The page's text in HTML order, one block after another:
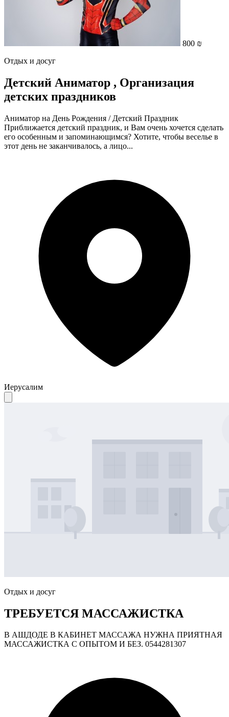
800 ₪
Отдых и досуг
Детский Аниматор , Организация
детских праздников
Аниматор на День Рождения / Детский Праздник
Приближается детский праздник, и Вам очень хочется сделать
его особенным и запоминающимся? Хотите, чтобы веселье в
этот день не заканчивалось, а лицо...
Иерусалим
Отдых и досуг
ТРЕБУЕТСЯ МАССАЖИСТКА
В АШДОДЕ В КАБИНЕТ МАССАЖА НУЖНА ПРИЯТНАЯ
МАССАЖИСТКА С ОПЫТОМ И БЕЗ. 0544281307